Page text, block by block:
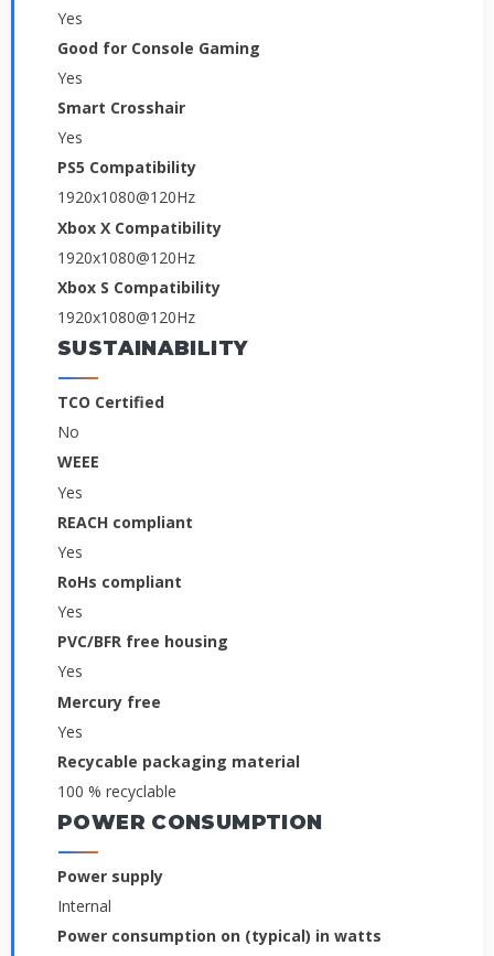
Yes
Good for Console Gaming
Yes
Smart Crosshair
Yes
PS5 Compatibility
1920x1080@120Hz
Xbox X Compatibility
1920x1080@120Hz
Xbox S Compatibility
1920x1080@120Hz
SUSTAINABILITY
TCO Certified
No
WEEE
Yes
REACH compliant
Yes
RoHs compliant
Yes
PVC/BFR free housing
Yes
Mercury free
Yes
Recycable packaging material
100 % recyclable
POWER CONSUMPTION
Power supply
Internal
Power consumption on (typical) in watts